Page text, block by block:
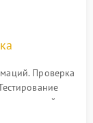
Проверка
отстройки